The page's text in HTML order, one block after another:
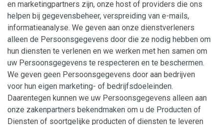
en marketingpartners zijn, onze host of providers die ons
helpen bij gegevensbeheer, verspreiding van e-mails,
informatieanalyse. We geven aan onze dienstverleners
alleen de Persoonsgegevens door die ze nodig hebben om
hun diensten te verlenen en we werken met hen samen om
uw Persoonsgegevens te respecteren en te beschermen.
We geven geen Persoonsgegevens door aan bedrijven
voor hun eigen marketing- of bedrijfsdoeleinden.
Daarentegen kunnen we uw Persoonsgegevens alleen aan
onze zakenpartners bekendmaken om u de Producten of
Diensten of soortgelijke producten of diensten te leveren